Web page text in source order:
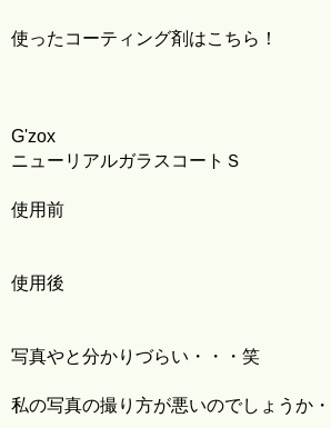
使ったコーティング剤はこちら！
G'zox
ニューリアルガラスコートＳ
使用前
使用後
写真やと分かりづらい・・・笑
私の写真の撮り方が悪いのでしょうか